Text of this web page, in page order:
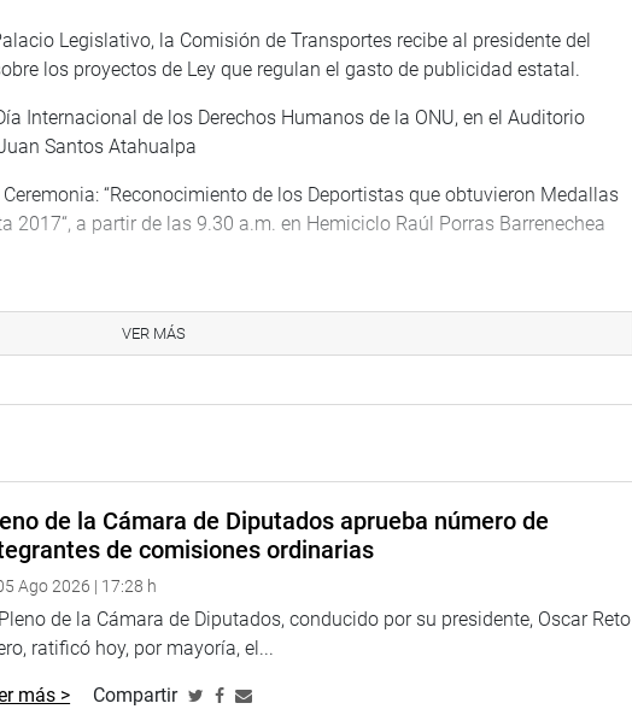
Legislativo, la Comisión de Transportes recibe al presidente del
los proyectos de Ley que regulan el gasto de publicidad estatal.
Internacional de los Derechos Humanos de la ONU, en el Auditorio
Santos Atahualpa
“Reconocimiento de los Deportistas que obtuvieron Medallas
2017“, a partir de las 9.30 a.m. en Hemiciclo Raúl Porras Barrenechea
Gustavo Mohme.
Están invitados Ivo Gagliuffi, Presidente del INDECOPI, Juan Carlos
José Luis Alfredo Chirinos, Presidente de CORPAC, Verónica
Antelo, Gerente General de LATAM, Alberto López Bustillo, Gerente
José Salmón Belestra, Gerente General de LIMA AIRPORT PARTNERS.
se presenta al mediodía en la Comisión de Cultura, para que informe
respecto al incendio suscitado el 12 de noviembre del presente
ubicado en el distrito de Pomalca, provincia de Chiclayo,
temas. Será en la Sala Carlos Torres del Edificio Víctor Raúl Haya de la
VER MÁS
de la Cámara de Diputados aprueba número de
de comisiones ordinarias
Ago 2026 | 17:28 h
de la Cámara de Diputados, conducido por su presidente, Oscar Reto
ratificó hoy, por mayoría, el...
más > Compartir